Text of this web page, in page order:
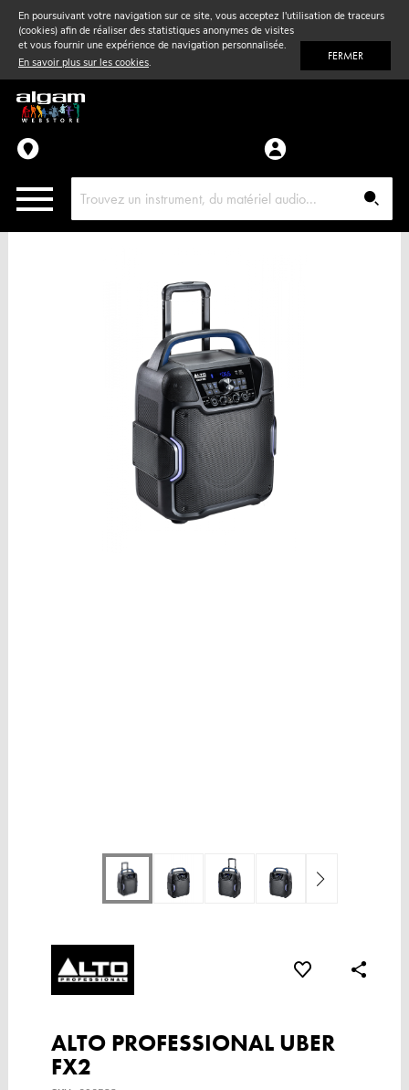
En poursuivant votre navigation sur ce site, vous acceptez l'utilisation de traceurs
(cookies) afin de réaliser des statistiques anonymes de visites
et vous fournir une expérience de navigation personnalisée.
En savoir plus sur les cookies. FERMER
Vent& Violon
Accessoires
Pièces détachées
ALTO PROFESSIONAL UBER
FX2